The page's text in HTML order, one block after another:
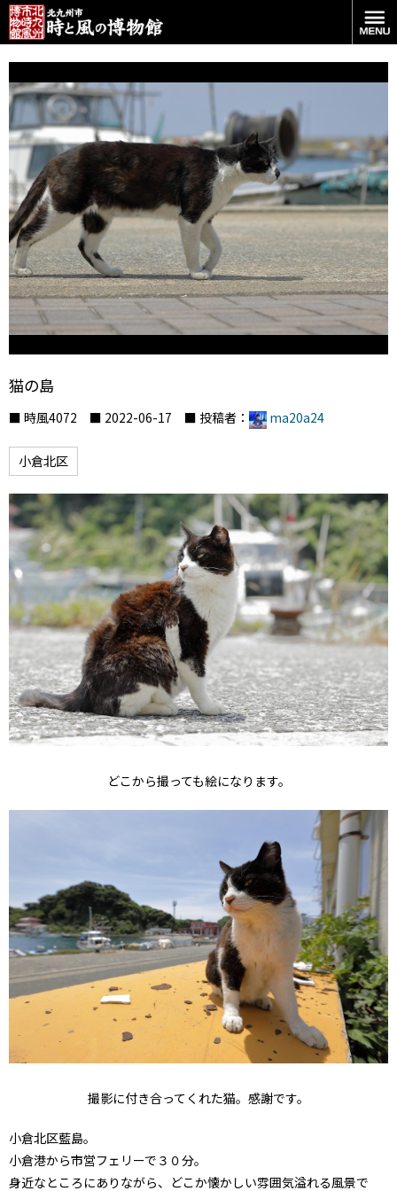
猫の島
■ 時風4072 ■ 2022-06-17 ■ 投稿者： ma20a24
小倉北区
どこから撮っても絵になります。
撮影に付き合ってくれた猫。感謝です。
小倉北区藍島。
小倉港から市営フェリーで３０分。
身近なところにありながら、どこか懐かしい雰囲気溢れる風景で